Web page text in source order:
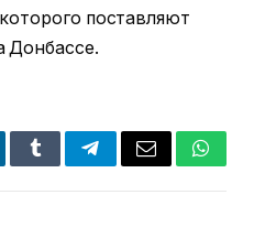
поставляют
Донбассе.
TumblrTelegramEmail